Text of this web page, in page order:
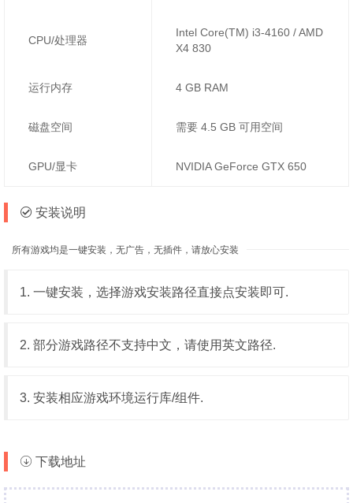
CPU/处理器
Intel Core(TM) i3-4160 / AMD
X4 830
运行内存 4 GB RAM
磁盘空间 需要 4.5 GB 可用空间
GPU/显卡 NVIDIA GeForce GTX 650
安装说明
所有游戏均是一键安装，无广告，无插件，请放心安装
1. 一键安装，选择游戏安装路径直接点安装即可.
2. 部分游戏路径不支持中文，请使用英文路径.
3. 安装相应游戏环境运行库/组件.
下载地址